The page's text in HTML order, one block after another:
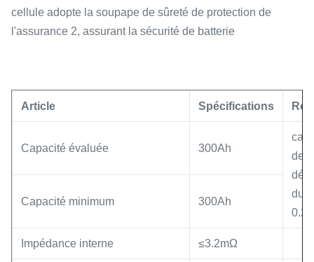
cellule adopte la soupape de sûreté de protection de
l'assurance 2, assurant la sécurité de batterie
Article Spécifications
Capacité évaluée 300Ah
de
du
Capacité minimum 300Ah
Impédance interne ≤3.2mΩ